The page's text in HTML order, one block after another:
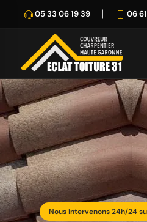
05 33 06 19 39 06
Nous intervenons 24h/24